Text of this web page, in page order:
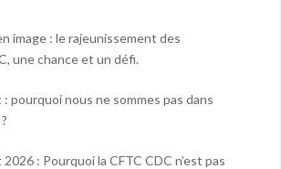
image : le rajeunissement des
une chance et un défi.
: pourquoi nous ne sommes pas dans
: Pourquoi la CFTC CDC n’est pas